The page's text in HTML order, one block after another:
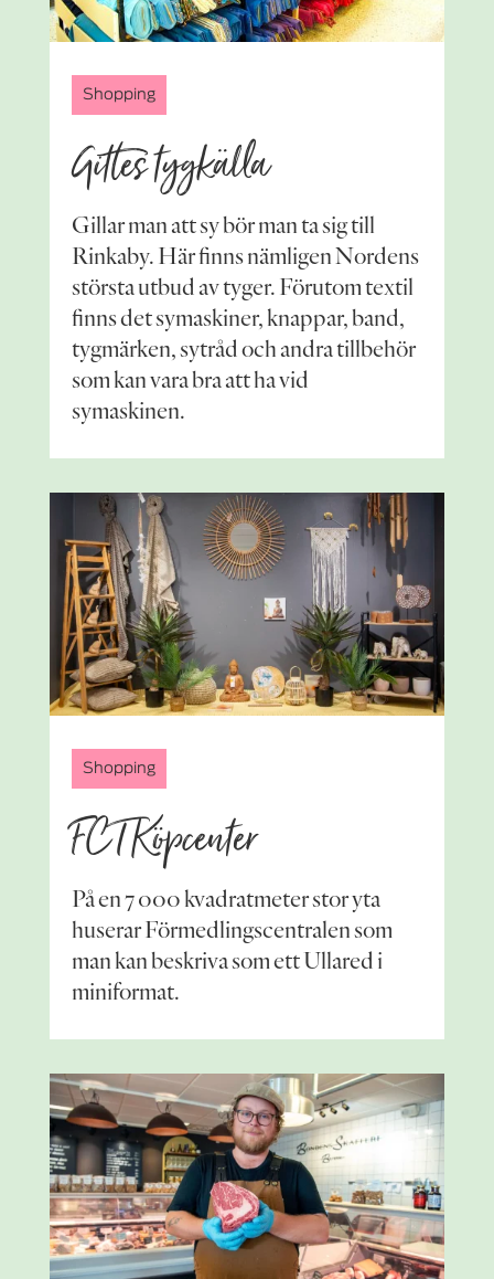
Shopping
Gittes tygkälla
Gillar man att sy bör man ta sig till
Rinkaby. Här finns nämligen Nordens
största utbud av tyger. Förutom textil
finns det symaskiner, knappar, band,
tygmärken, sytråd och andra tillbehör
som kan vara bra att ha vid
symaskinen.
Shopping
FCT Köpcenter
På en 7 000 kvadratmeter stor yta
huserar Förmedlingscentralen som
man kan beskriva som ett Ullared i
miniformat.